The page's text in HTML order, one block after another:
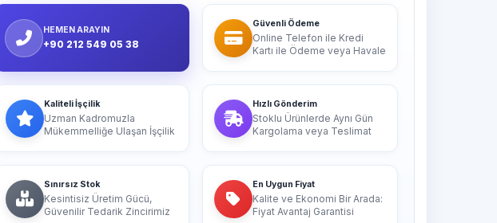
HEMEN ARAYIN
+90 212 549 05 38
Güvenli Ödeme
Online Telefon ile Kredi
Kartı ile Ödeme veya Havale
Kaliteli İşçilik
Uzman Kadromuzla
Mükemmelliğe Ulaşan İşçilik
Hızlı Gönderim
Stoklu Ürünlerde Aynı Gün
Kargolama veya Teslimat
Sınırsız Stok
Kesintisiz Üretim Gücü,
Güvenilir Tedarik Zincirimiz
En Uygun Fiyat
Kalite ve Ekonomi Bir Arada:
Fiyat Avantaj Garantisi